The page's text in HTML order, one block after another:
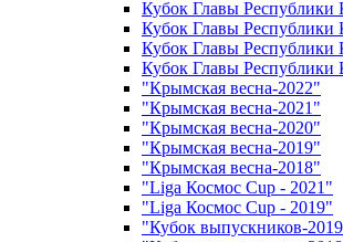
Кубок Главы Республики
Кубок Главы Республики
Кубок Главы Республики
Кубок Главы Республики
"Крымская весна-2022"
"Крымская весна-2021"
"Крымская весна-2020"
"Крымская весна-2019"
"Крымская весна-2018"
"Liga Космос Cup - 2021"
"Liga Космос Cup - 2019"
"Кубок выпускников-